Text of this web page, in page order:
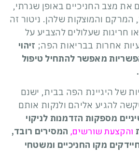
את מצב החניכיים באופן שגרתי,
המרקם והמוצקות שלהן. ניטור זה
או חריגות שעלולים להצביע על
אחרות בבריאות הפה; זיהוי
מאפשר להתחיל טיפול
של היגיינת הפה בבית, ישנם
להגיע אליהם ולנקות אותם
מספקות הזדמנות לניקוי
והקצעת שורשים, המסירים רובד,
מקו החניכיים ומשטחי